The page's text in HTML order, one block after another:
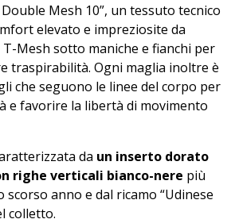
Mesh 10”, un tessuto tecnico
elevato e impreziosite da
Mesh sotto maniche e fianchi per
traspirabilità. Ogni maglia inoltre è
che seguono le linee del corpo per
e favorire la libertà di movimento
da un inserto dorato
righe verticali bianco-nere più
anno e dal ricamo “Udinese
colletto.